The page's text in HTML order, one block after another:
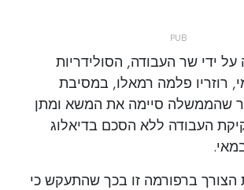
ידי שר העבודה, הסולידריות
רוזריו פלמה רמאלו, במסיבת
שהממשלה סיימה את המשא ומתן
העבודה ללא הסכם בדיאלוג
ברפורמה זו בכך שהתעקש כי